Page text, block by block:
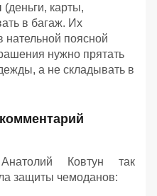
карты,
в багаж. Их
нательной поясной
нужно прятать
а не складывать в
Ковтун так
защиты чемоданов: